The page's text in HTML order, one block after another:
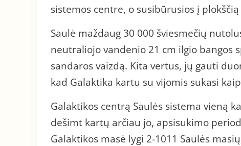
sistemos centre, o susibūrusios į
Saulė maždaug 30 000 šviesmečių
neutraliojo vandenio 21 cm ilgio bangos
sandaros vaizdą. Kita vertus, jų gauti
kad Galaktika kartu su vijomis sukasi
Galaktikos centrą Saulės sistema vieną
dešimt kartų arčiau jo, apsisukimo
Galaktikos masė lygi 2-1011 Saulės